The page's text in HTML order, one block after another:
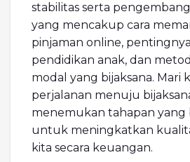
stabilitas serta
yang mencakup cara
pinjaman online,
pendidikan anak, dan
modal yang bijaksana. Mari
perjalanan menuju
menemukan tahapan yang
untuk meningkatkan
kita secara keuangan.